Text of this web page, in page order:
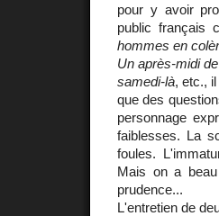
pour y avoir
public français
hommes en
Un après-midi
samedi-là, etc.,
que des
personnage
faiblesses. La
foules.
Mais on a
prudence...
L'entretien de